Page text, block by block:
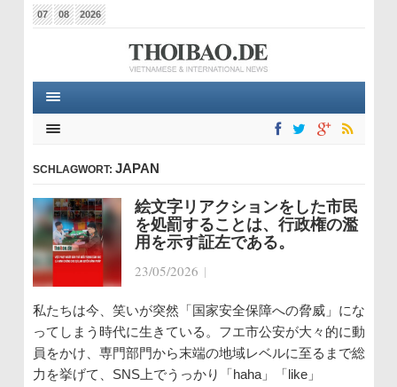
07 08 2026
SCHLAGWORT: JAPAN
絵文字リアクションをした市民
を処罰することは、行政権の濫
用を示す証左である。
23/05/2026 |
私たちは今、笑いが突然「国家安全保障への脅威」にな
ってしまう時代に生きている。フエ市公安が大々的に動
員をかけ、専門部門から末端の地域レベルに至るまで総
力を挙げて、SNS上でうっかり「haha」「like」